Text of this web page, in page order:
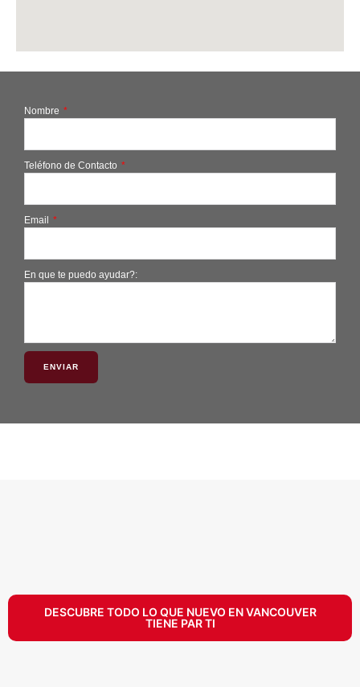
Nombre
Teléfono de Contacto
Email
En que te puedo ayudar?:
ENVIAR
DESCUBRE TODO LO QUE NUEVO EN VANCOUVER
TIENE PAR TI